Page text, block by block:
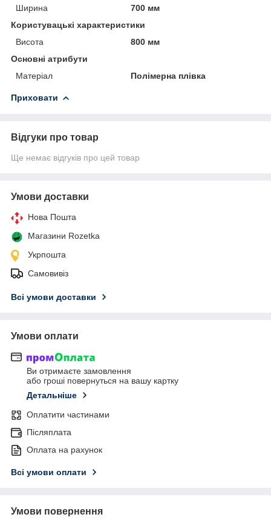
Ширина
700 мм
Користувацькi характеристики
Висота
800 мм
Основні атрибути
Матеріал
Полімерна плівка
Приховати
Відгуки про товар
Ще немає відгуків про цей товар
Умови доставки
Нова Пошта
Магазини Rozetka
Укрпошта
Самовивіз
Всі умови доставки
Умови оплати
Ви отримаєте замовлення
або гроші повернуться на вашу картку
Детальніше
Оплатити частинами
Післяплата
Оплата на рахунок
Всі умови оплати
Умови повернення